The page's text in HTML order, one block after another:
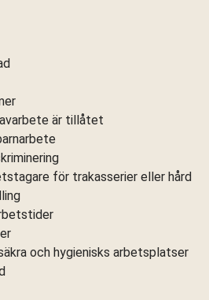
är tillåtet
för trakasserier eller hård
och hygienisks arbetsplatser